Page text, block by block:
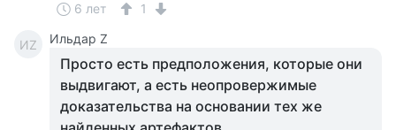
6 лет 1
ИZ Ильдар Z
Просто есть предположения, которые они
выдвигают, а есть неопровержимые
доказательства на основании тех же